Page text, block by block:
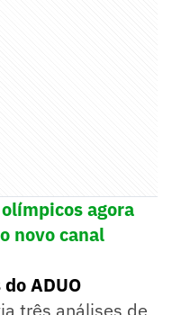
agora
novo canal
ADUO
três análises de